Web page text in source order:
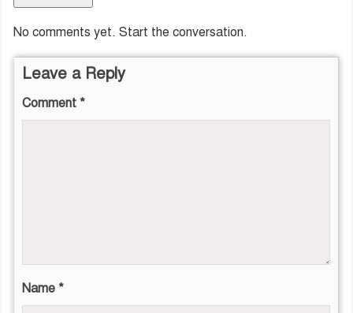
No comments yet. Start the conversation.
Leave a Reply
Comment *
Name *